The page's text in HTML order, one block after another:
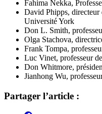
Fahima Nekka,
David Phipps, directeur
Université York
Don L. Smith,
Olga Stachova,
Frank Tompa,
Luc Vinet, professeur
Don Whitmore,
Jianhong Wu,
Partager l’article :